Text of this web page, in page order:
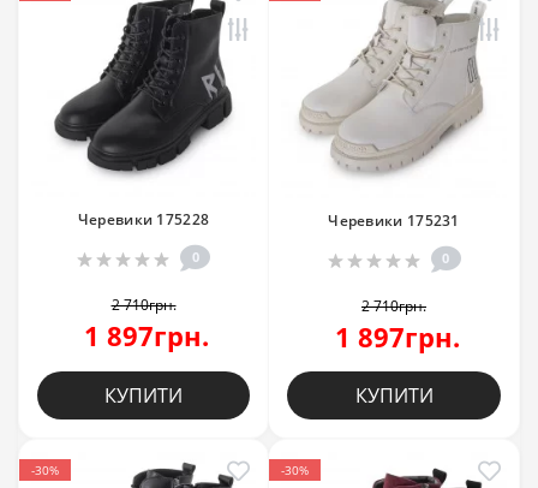
Черевики 175228
0
2 710грн.
1 897грн.
КУПИТИ
Черевики 175231
0
2 710грн.
1 897грн.
КУПИТИ
-30% -30%